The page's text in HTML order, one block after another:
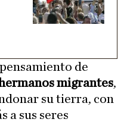
de
migrantes,
su tierra, con
a sus seres